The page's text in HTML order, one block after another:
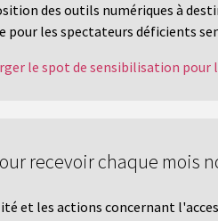
des outils numériques à
pour les spectateurs déficients
le spot de sensibilisation pour
recevoir chaque mois
et les actions concernant